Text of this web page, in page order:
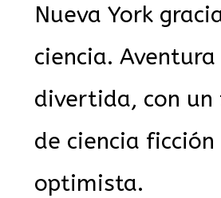
Nueva York
ciencia.
divertida, con un
de ciencia ficción
optimista.